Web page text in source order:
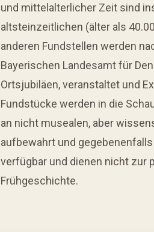
und mittelalterlicher Zeit sind
altsteinzeitlichen (älter als
anderen Fundstellen werden
Bayerischen Landesamt für
Ortsjubiläen, veranstaltet und
Fundstücke werden in die
an nicht musealen, aber
aufbewahrt und
verfügbar und dienen nicht zur
Frühgeschichte.